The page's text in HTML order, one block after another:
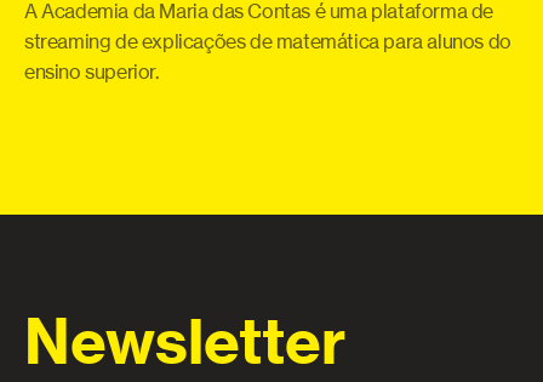
A Academia da Maria das Contas é uma plataforma de
streaming de explicações de matemática para alunos do
ensino superior.
Newsletter